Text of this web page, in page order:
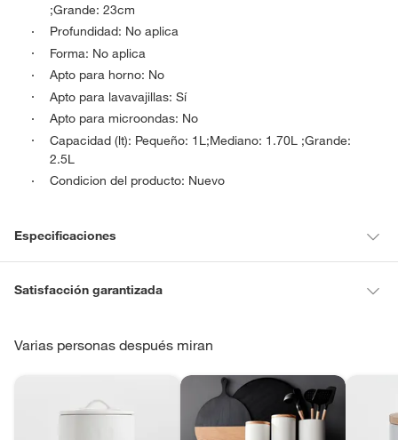
;Grande: 23cm
Profundidad: No aplica
Forma: No aplica
Apto para horno: No
Apto para lavavajillas: Sí
Apto para microondas: No
Capacidad (lt): Pequeño: 1L;Mediano: 1.70L ;Grande:
2.5L
Condicion del producto: Nuevo
Especificaciones
Tipo
Material Gres
Condicion del
producto
Nuevo
Satisfacción garantizada
para hacer una devolución.
otras con restricciones y algunas que no se pueden devolver ni
cambiar. Conoce cuáles son:
Falabella, Tottus y otros vendedores tienen:
Varias personas después miran